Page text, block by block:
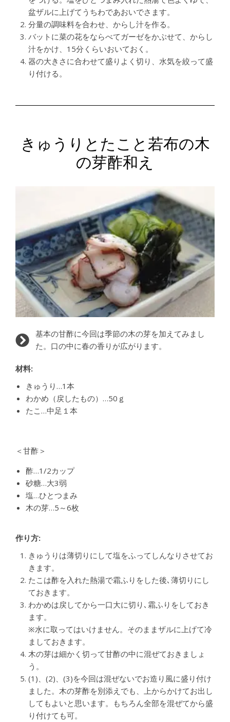
盆ザルに上げてうちわであおいでさます。
分量の調味料を合わせ、からし汁を作る。
バットに菜の花をならべてガーゼをかぶせて、からし
汁をかけ、15分くらいおいておく。
器の大きさに合わせて盛りよく切り、水気を絞って盛
り付ける。
きゅうりとたこと若布の木
の芽酢和え
基本の甘酢に今回は季節の木の芽を加えてみまし
た。口の中に春の香りが広がります。
材料:
きゅうり…1本
わかめ（戻したもの）…50ｇ
たこ…中足１本
＜甘酢＞
酢…1/2カップ
砂糖…大3弱
塩…ひとつまみ
木の芽…5～6枚
作り方:
きゅうりは薄切りにして塩をふってしんなりさせてお
きます。
たこは酢を入れた熱湯で霜ふりをした後､薄切りにし
ておきます。
わかめは戻してから一口大に切り､霜ふりをしておき
ます。
※水に取ってはいけません。そのままザルに上げて冷
ましておきます。
木の芽は細かく切って甘酢の中に混ぜておきましょ
う。
(1)、(2)、(3)を今回は混ぜないでお造り風に盛り付け
ました。木の芽酢を別添えでも、上からかけてお出し
してもよいと思います。もちろん全部を混ぜてから盛
り付けても可。